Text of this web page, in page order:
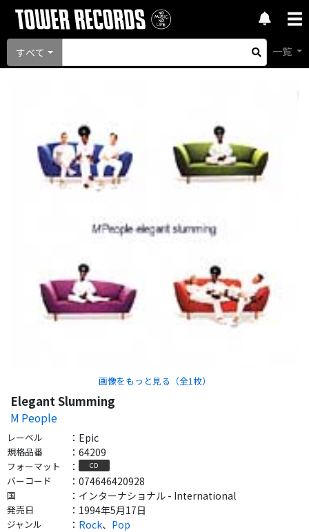
すべて 一覧
画像をもっと見る（全1 枚）
Elegant Slumming
M People
レーベル ： Epic
規格品番 ： 64209
フォーマット ： CD
バーコード ： 074646420928
国 ： インターナショナル - International
発売日 ： 1994年5月17日
ジャンル ： Rock、 Pop